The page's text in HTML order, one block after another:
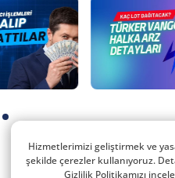
Hizmetlerimizi geliştirmek ve
şekilde çerezler kullanıyoruz.
Gizlilik Politikamızı